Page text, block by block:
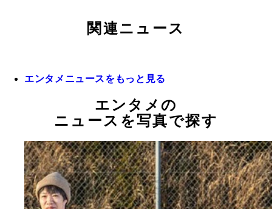
関連ニュース
エンタメニュースをもっと見る
エンタメの
ニュースを写真で探す